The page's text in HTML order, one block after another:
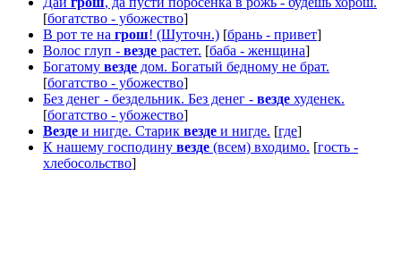
[богатство - убожество]
В рот те на грош! (Шуточн.) [брань - привет]
Волос глуп - везде растет. [баба - женщина]
Богатому везде дом. Богатый бедному не брат.
[богатство - убожество]
Без денег - бездельник. Без денег - везде худенек.
[богатство - убожество]
Везде и нигде. Старик везде и нигде. [где]
К нашему господину везде (всем) входимо. [гость -
хлебосольство]